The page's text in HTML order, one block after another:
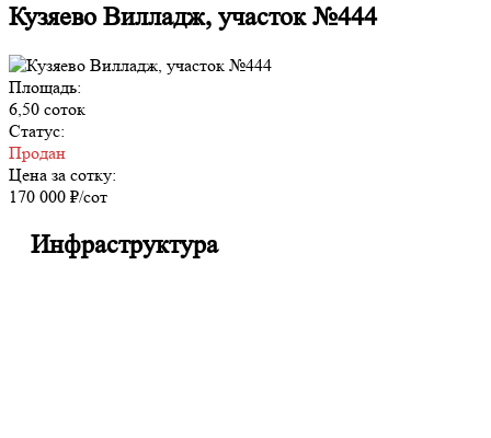
Кузяево Вилладж, участок №444
Площадь:
6,50 соток
Статус:
Продан
Цена за сотку:
170 000 ₽/сот
Инфраструктура